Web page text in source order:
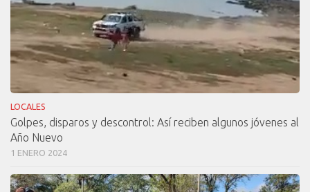
LOCALES
Golpes, disparos y descontrol: Así reciben algunos jóvenes al
Año Nuevo
1 ENERO 2024